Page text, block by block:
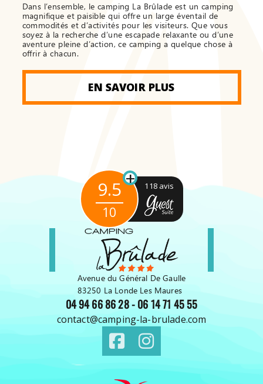
Dans l’ensemble, le camping La Brûlade est un camping
magnifique et paisible qui offre un large éventail de
commodités et d’activités pour les visiteurs. Que vous
soyez à la recherche d’une escapade relaxante ou d’une
aventure pleine d’action, ce camping a quelque chose à
offrir à chacun.
EN SAVOIR PLUS
9.5
10
+ 118 avis
Avenue du Général De Gaulle
83250 La Londe Les Maures
04 94 66 86 28-06 14 71 45 55
contact@camping-la-brulade.com